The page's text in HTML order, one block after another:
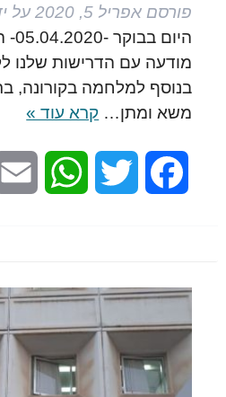
פורסם אפריל 5, 2020 על
מודעה עם הדרישות שלנו
בנוסף למלחמה בקורונה,
משא ומתן… קרא עוד »
Facebook
Twitter